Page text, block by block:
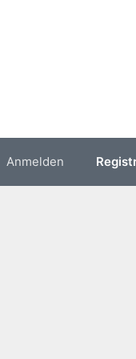
Anmelden